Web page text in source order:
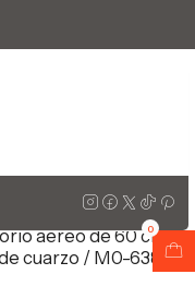
0
aereo de 60 cm
cuarzo / M0-638-